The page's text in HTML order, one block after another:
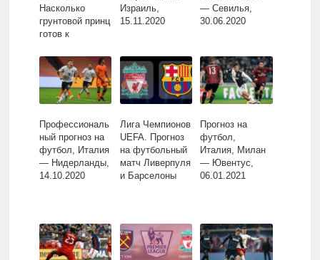
Насколько
грунтовой принц
готов к
неделе?
Израиль,
15.11.2020
— Севилья,
30.06.2020
Профессиональ
ный прогноз на
футбол, Италия
— Нидерланды,
14.10.2020
Лига Чемпионов
UEFA. Прогноз
на футбольный
матч Ливерпуля
и Барселоны
Прогноз на
футбол,
Италия, Милан
— Ювентус,
06.01.2021